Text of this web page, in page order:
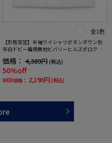
全1色
【形態安定】半袖ワイシャツボタンダウン別
布白ドビー織柄無地ビバリーヒルズポロクラ
価格： 4,389円 (税込)
50%off
WEB価格： 2,190円 (税込)